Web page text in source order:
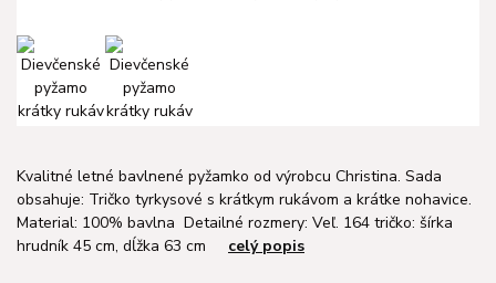
Kvalitné letné bavlnené pyžamko od výrobcu Christina. Sada
obsahuje: Tričko tyrkysové s krátkym rukávom a krátke nohavice.
Material: 100% bavlna Detailné rozmery: Veľ. 164 tričko: šírka
hrudník 45 cm, dĺžka 63 cm celý popis